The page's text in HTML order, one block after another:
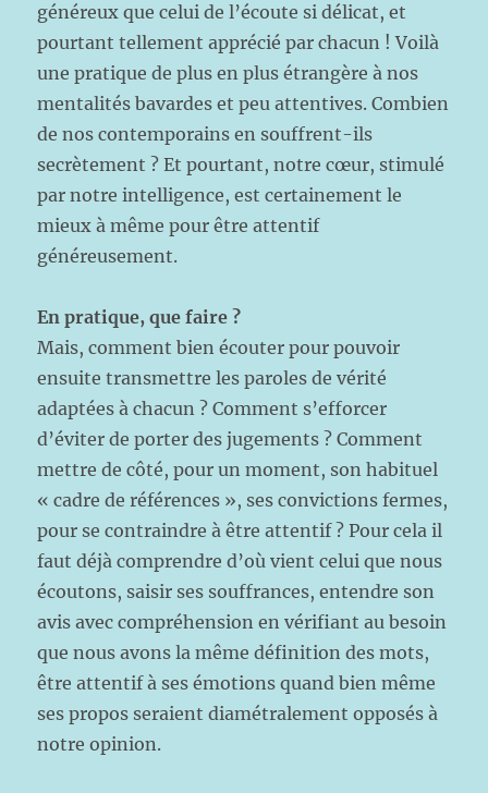
généreux que celui de l’écoute si délicat, et
pourtant tellement apprécié par chacun ! Voilà
une pratique de plus en plus étrangère à nos
mentalités bavardes et peu attentives. Combien
de nos contemporains en souffrent-ils
secrètement ? Et pourtant, notre cœur, stimulé
par notre intelligence, est certainement le
mieux à même pour être attentif
généreusement.
En pratique, que faire ?
Mais, comment bien écouter pour pouvoir
ensuite transmettre les paroles de vérité
adaptées à chacun ? Comment s’efforcer
d’éviter de porter des jugements ? Comment
mettre de côté, pour un moment, son habituel
« cadre de références », ses convictions fermes,
pour se contraindre à être attentif ? Pour cela il
faut déjà comprendre d’où vient celui que nous
écoutons, saisir ses souffrances, entendre son
avis avec compréhension en vérifiant au besoin
que nous avons la même définition des mots,
être attentif à ses émotions quand bien même
ses propos seraient diamétralement opposés à
notre opinion.